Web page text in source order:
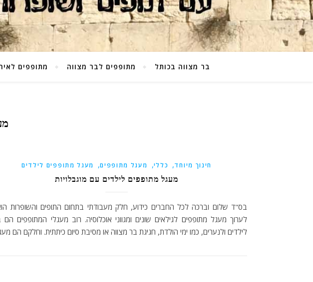
בר מצווה בכותל מתופפים לבר מצווה מתופפים
חינוך מיוחד, כללי, מעגל מתופפים, מעגל מתופפים לילדים
מעגל מתופפים לילדים עם מוגבלויות
בס"ד שלום וברכה לכל החברים כידוע, חלק מעבודתי בתחום התופים והשופרות
לערוך מעגל מתופפים לגילאים שונים ומגווני אוכלוסיה. רוב מעגלי המתופפים
לילדים ולנערים, כמו ימי הולדת, חגיגת בר מצווה או מסיבת סיום כיתתית. וחלקם הם